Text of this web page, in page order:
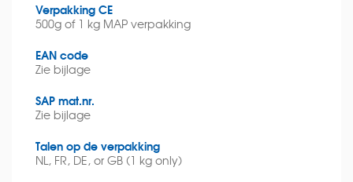
Verpakking CE
500g of 1 kg MAP verpakking
EAN code
Zie bijlage
SAP mat.nr.
Zie bijlage
Talen op de verpakking
NL, FR, DE, or GB (1 kg only)